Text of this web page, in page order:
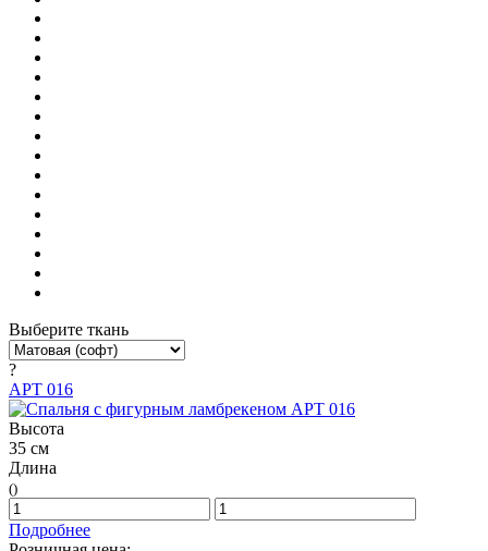
Выберите ткань
?
АРТ 016
Высота
35 см
Длина
()
Подробнее